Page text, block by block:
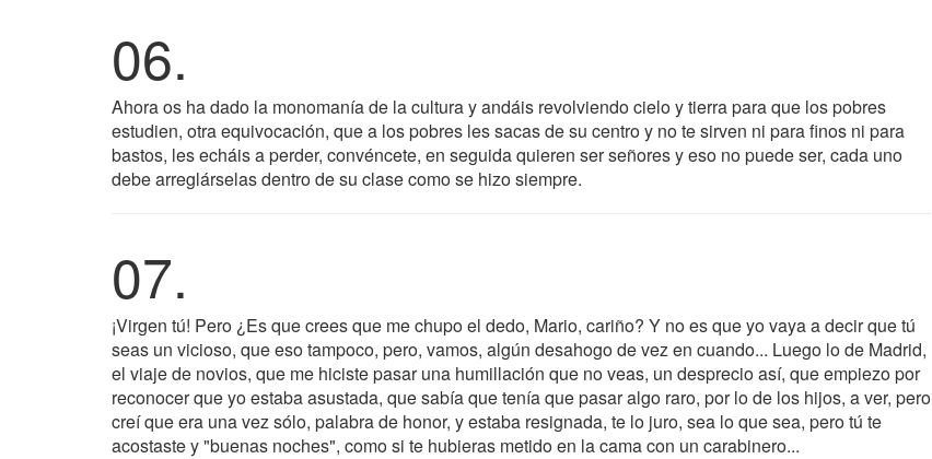
06.
Ahora os ha dado la monomanía de la cultura y andáis revolviendo cielo y tierra para que los pobres
estudien, otra equivocación, que a los pobres les sacas de su centro y no te sirven ni para finos ni para
bastos, les echáis a perder, convéncete, en seguida quieren ser señores y eso no puede ser, cada uno
debe arreglárselas dentro de su clase como se hizo siempre.
07.
¡Virgen tú! Pero ¿Es que crees que me chupo el dedo, Mario, cariño? Y no es que yo vaya a decir que tú
seas un vicioso, que eso tampoco, pero, vamos, algún desahogo de vez en cuando... Luego lo de Madrid,
el viaje de novios, que me hiciste pasar una humillación que no veas, un desprecio así, que empiezo por
reconocer que yo estaba asustada, que sabía que tenía que pasar algo raro, por lo de los hijos, a ver, pero
creí que era una vez sólo, palabra de honor, y estaba resignada, te lo juro, sea lo que sea, pero tú te
acostaste y "buenas noches", como si te hubieras metido en la cama con un carabinero...